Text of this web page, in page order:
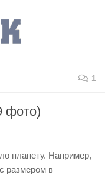
1
фото)
планету. Например,
размером в